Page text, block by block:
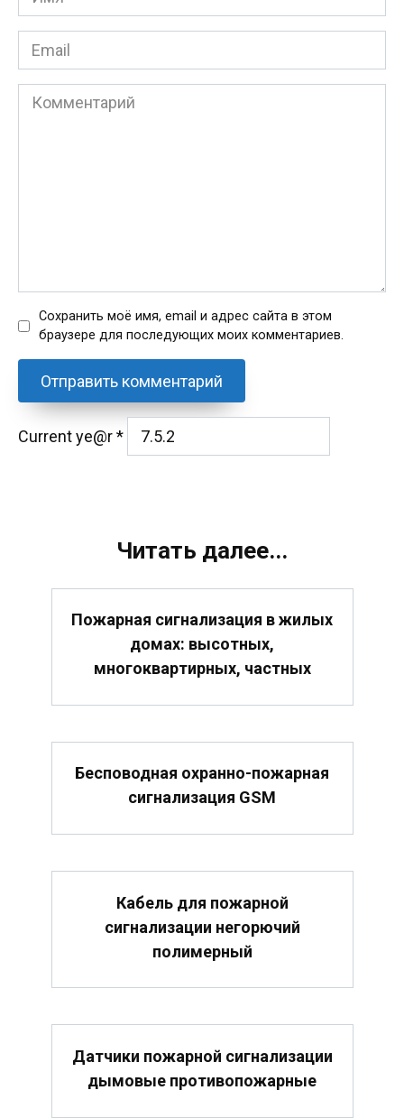
*
Email
*
Комментарий
Сохранить моё имя, email и адрес сайта в этом
браузере для последующих моих комментариев.
Current ye@r*
Читать далее...
Пожарная сигнализация в жилых
домах: высотных,
многоквартирных, частных
Бесповодная охранно-пожарная
сигнализация GSM
Кабель для пожарной
сигнализации негорючий
полимерный
Датчики пожарной сигнализации
дымовые противопожарные